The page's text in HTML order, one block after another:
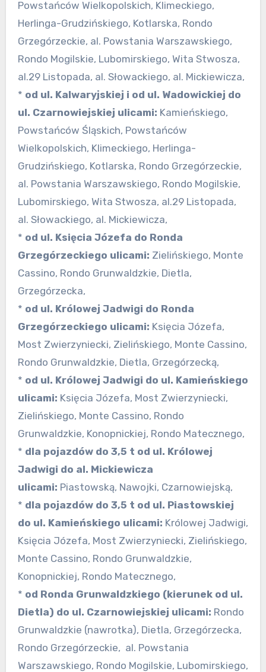
Powstańców Wielkopolskich, Klimeckiego,
Herlinga-Grudzińskiego, Kotlarska, Rondo
Grzegórzeckie, al. Powstania Warszawskiego,
Rondo Mogilskie, Lubomirskiego, Wita Stwosza,
al.29 Listopada, al. Słowackiego, al. Mickiewicza,
* od ul. Kalwaryjskiej i od ul. Wadowickiej do
ul. Czarnowiejskiej ulicami: Kamieńskiego,
Powstańców Śląskich, Powstańców
Wielkopolskich, Klimeckiego, Herlinga-
Grudzińskiego, Kotlarska, Rondo Grzegórzeckie,
al. Powstania Warszawskiego, Rondo Mogilskie,
Lubomirskiego, Wita Stwosza, al.29 Listopada,
al. Słowackiego, al. Mickiewicza,
* od ul. Księcia Józefa do Ronda
Grzegórzeckiego ulicami: Zielińskiego, Monte
Cassino, Rondo Grunwaldzkie, Dietla,
Grzegórzecka,
* od ul. Królowej Jadwigi do Ronda
Grzegórzeckiego ulicami: Księcia Józefa,
Most Zwierzyniecki, Zielińskiego, Monte Cassino,
Rondo Grunwaldzkie, Dietla, Grzegórzecką,
* od ul. Królowej Jadwigi do ul. Kamieńskiego
ulicami: Księcia Józefa, Most Zwierzyniecki,
Zielińskiego, Monte Cassino, Rondo
Grunwaldzkie, Konopnickiej, Rondo Matecznego,
* dla pojazdów do 3,5 t od ul. Królowej
Jadwigi do al. Mickiewicza
ulicami: Piastowską, Nawojki, Czarnowiejską,
* dla pojazdów do 3,5 t od ul. Piastowskiej
do ul. Kamieńskiego ulicami: Królowej Jadwigi,
Księcia Józefa, Most Zwierzyniecki, Zielińskiego,
Monte Cassino, Rondo Grunwaldzkie,
Konopnickiej, Rondo Matecznego,
* od Ronda Grunwaldzkiego (kierunek od ul.
Dietla) do ul. Czarnowiejskiej ulicami: Rondo
Grunwaldzkie (nawrotka), Dietla, Grzegórzecka,
Rondo Grzegórzeckie, al. Powstania
Warszawskiego, Rondo Mogilskie, Lubomirskiego,